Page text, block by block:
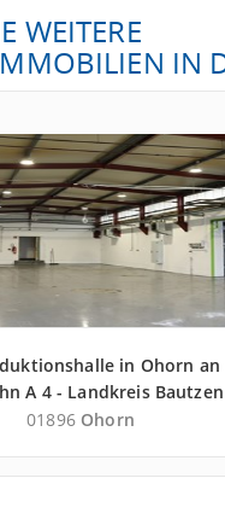
WEITERE
IN
in Ohorn an
A 4 - Landkreis Bautzen
01896 Ohorn